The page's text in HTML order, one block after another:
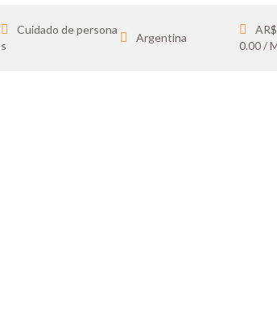
Cuidado de persona
s
Argentina
0.00 /